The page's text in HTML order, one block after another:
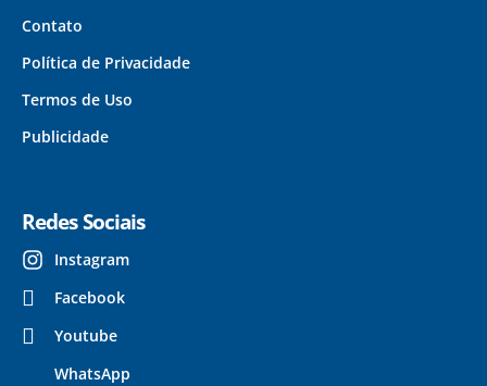
Contato
Política de Privacidade
Termos de Uso
Publicidade
Redes Sociais
Instagram
Facebook
Youtube
WhatsApp